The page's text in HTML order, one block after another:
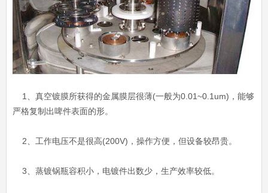
1、真空镀膜所获得的金属膜层很薄(一般为0.01~0.1um)，能够
严格复制出啤件表面的形。
2、工作电压不是很高(200V)，操作方便，但设备较昂贵。
3、蒸镀锅瓶容积小，电镀件出数少，生产效率较低。